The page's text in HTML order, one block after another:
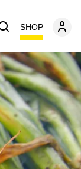
SHOP